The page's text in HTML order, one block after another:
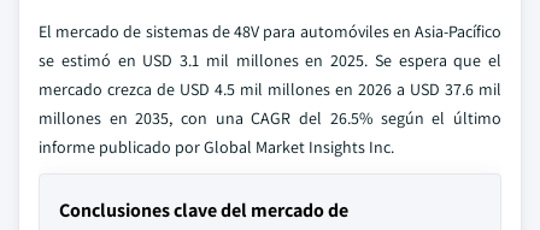
El mercado de sistemas de 48V para automóviles en Asia-Pacífico
se estimó en USD 3.1 mil millones en 2025. Se espera que el
mercado crezca de USD 4.5 mil millones en 2026 a USD 37.6 mil
millones en 2035, con una CAGR del 26.5% según el último
informe publicado por Global Market Insights Inc.
Conclusiones clave del mercado de